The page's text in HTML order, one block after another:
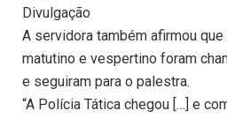
Divulgação
A servidora também afirmou
matutino e vespertino foram
e seguiram para o palestra.
“A Polícia Tática chegou […] e